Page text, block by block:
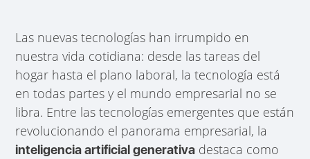
Las nuevas tecnologías han irrumpido en
nuestra vida cotidiana: desde las tareas del
hogar hasta el plano laboral, la tecnología está
en todas partes y el mundo empresarial no se
libra. Entre las tecnologías emergentes que están
revolucionando el panorama empresarial, la
inteligencia artificial generativa destaca como